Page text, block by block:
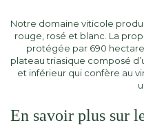
Notre domaine viticole
rouge, rosé et blanc. La
protégée par 690
plateau triasique composé
et inférieur qui confère au
En savoir plus sur